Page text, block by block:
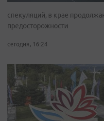
спекуляций, в крае
предосторожности
сегодня, 16:24